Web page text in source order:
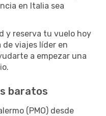
en Italia sea
y reserva tu vuelo hoy
de viajes líder en
a empezar una
baratos
(PMO) desde